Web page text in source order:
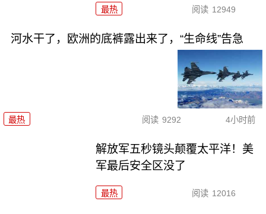
最热 阅读 12949
河水干了，欧洲的底裤露出来了，“生命线”告急
最热 阅读 9292 4小时前
解放军五秒镜头颠覆太平洋！美
军最后安全区没了
最热 阅读 12016